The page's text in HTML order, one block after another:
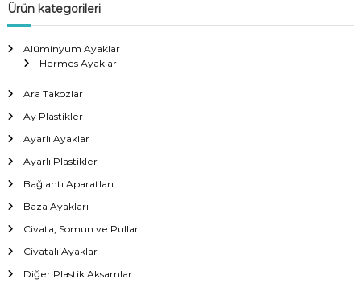
Ürün kategorileri
Alüminyum Ayaklar
Hermes Ayaklar
Ara Takozlar
Ay Plastikler
Ayarlı Ayaklar
Ayarlı Plastikler
Bağlantı Aparatları
Baza Ayakları
Civata, Somun ve Pullar
Civatalı Ayaklar
Diğer Plastik Aksamlar